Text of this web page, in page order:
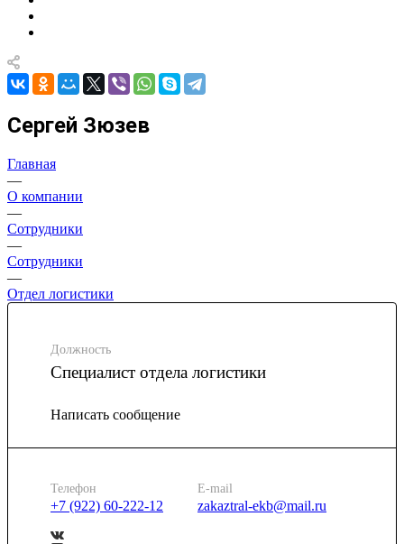
Сергей Зюзев
Главная
—
О компании
—
Сотрудники
—
Сотрудники
—
Отдел логистики
Должность
Специалист отдела логистики
Написать сообщение
Телефон
+7 (922) 60-222-12
E-mail
zakaztral-ekb@mail.ru